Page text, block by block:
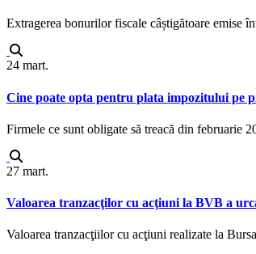
Extragerea bonurilor fiscale câștigătoare emise
24 mart.
Cine poate opta pentru plata impozitului pe
Firmele ce sunt obligate să treacă din februarie
27 mart.
Valoarea tranzacţilor cu acţiuni la BVB a
Valoarea tranzacţiilor cu acţiuni realizate la